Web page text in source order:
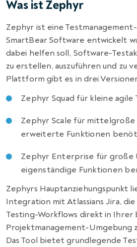
Was ist Zephyr
Zephyr ist eine
SmartBear Software entwickelt
dabei helfen soll, Software-
zu erstellen, auszuführen und zu
Plattform gibt es in drei
Zephyr Squad für kleine agile
Zephyr Scale für mittelgroße
erweiterte Funktionen
Zephyr Enterprise für große
eigenständige Funktionen
Zephyrs Hauptanziehungspunkt
Integration mit Atlassians Jira,
Testing-Workflows direkt in Ihrer
Projektmanagement-Umgebung
Das Tool bietet grundlegende